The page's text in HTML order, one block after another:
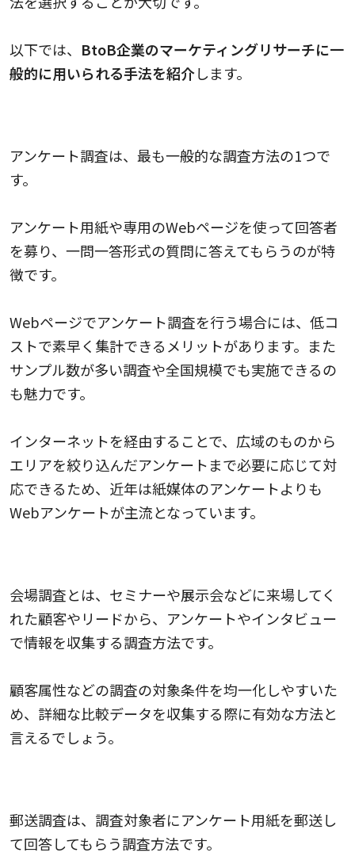
以下では、 BtoB企業のマーケティングリサーチに一
般的に用いられる手法を紹介します。
アンケート調査は、最も一般的な調査方法の1つで
す。
アンケート用紙や専用のWebページを使って回答者
を募り、一問一答形式の質問に答えてもらうのが特
徴です。
Webページでアンケート調査を行う場合には、低コ
ストで素早く集計できるメリットがあります。また
サンプル数が多い調査や全国規模でも実施できるの
も魅力です。
インターネットを経由することで、広域のものから
エリアを絞り込んだアンケートまで必要に応じて対
応できるため、近年は紙媒体のアンケートよりも
Webアンケートが主流となっています。
会場調査とは、セミナーや展示会などに来場してく
れた顧客やリードから、アンケートやインタビュー
で情報を収集する調査方法です。
顧客属性などの調査の対象条件を均一化しやすいた
め、詳細な比較データを収集する際に有効な方法と
言えるでしょう。
郵送調査は、調査対象者にアンケート用紙を郵送し
て回答してもらう調査方法です。